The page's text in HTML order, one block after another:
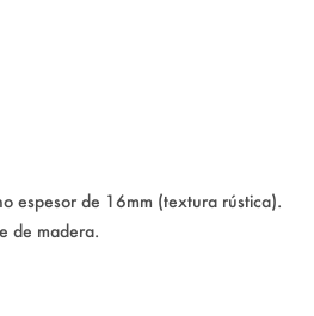
espesor de 16mm (textura rústica).
de madera.